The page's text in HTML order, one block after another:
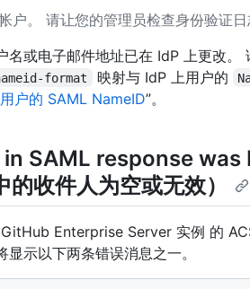
户。 请让您的管理员检查身份验证日
名或电子邮件地址已在 IdP 上更改
format 映射与 IdP 上用户的
户的 SAML NameID”。
SAML response
收件人为空或无效）
Enterprise Server 实例 的
示以下两条错误消息之一。